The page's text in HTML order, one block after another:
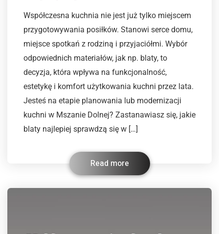
Współczesna kuchnia nie jest już tylko miejscem
przygotowywania posiłków. Stanowi serce domu,
miejsce spotkań z rodziną i przyjaciółmi. Wybór
odpowiednich materiałów, jak np. blaty, to
decyzja, która wpływa na funkcjonalność,
estetykę i komfort użytkowania kuchni przez lata.
Jesteś na etapie planowania lub modernizacji
kuchni w Mszanie Dolnej? Zastanawiasz się, jakie
blaty najlepiej sprawdzą się w […]
Read more